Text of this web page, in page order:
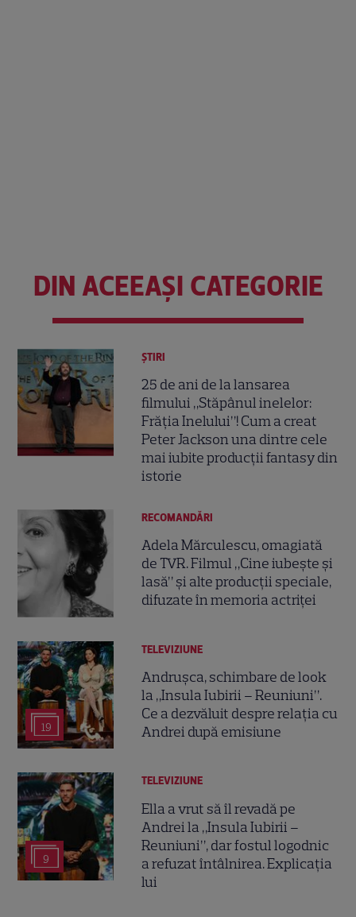
DIN ACEEAȘI CATEGORIE
ȘTIRI
25 de ani de la lansarea
filmului „Stăpânul inelelor:
Frăția Inelului”! Cum a creat
Peter Jackson una dintre cele
mai iubite producții fantasy din
istorie
RECOMANDĂRI
Adela Mărculescu, omagiată
de TVR. Filmul „Cine iubește și
lasă” și alte producții speciale,
difuzate în memoria actriței
19
TELEVIZIUNE
Andrușca, schimbare de look
la „Insula Iubirii – Reuniuni”.
Ce a dezvăluit despre relația cu
Andrei după emisiune
9
TELEVIZIUNE
Ella a vrut să îl revadă pe
Andrei la „Insula Iubirii –
Reuniuni”, dar fostul logodnic
a refuzat întâlnirea. Explicația
lui